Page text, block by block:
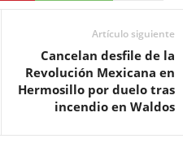
Artículo siguiente
Cancelan desfile de la
Revolución Mexicana en
Hermosillo por duelo tras
incendio en Waldos